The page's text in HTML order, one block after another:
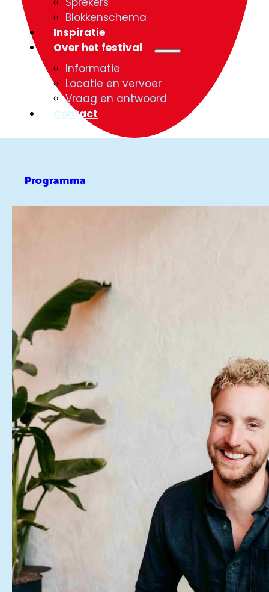
Blokkenschema
Inspiratie
Over het festival
Informatie
Locatie en vervoer
Vraag en antwoord
Contact
Programma